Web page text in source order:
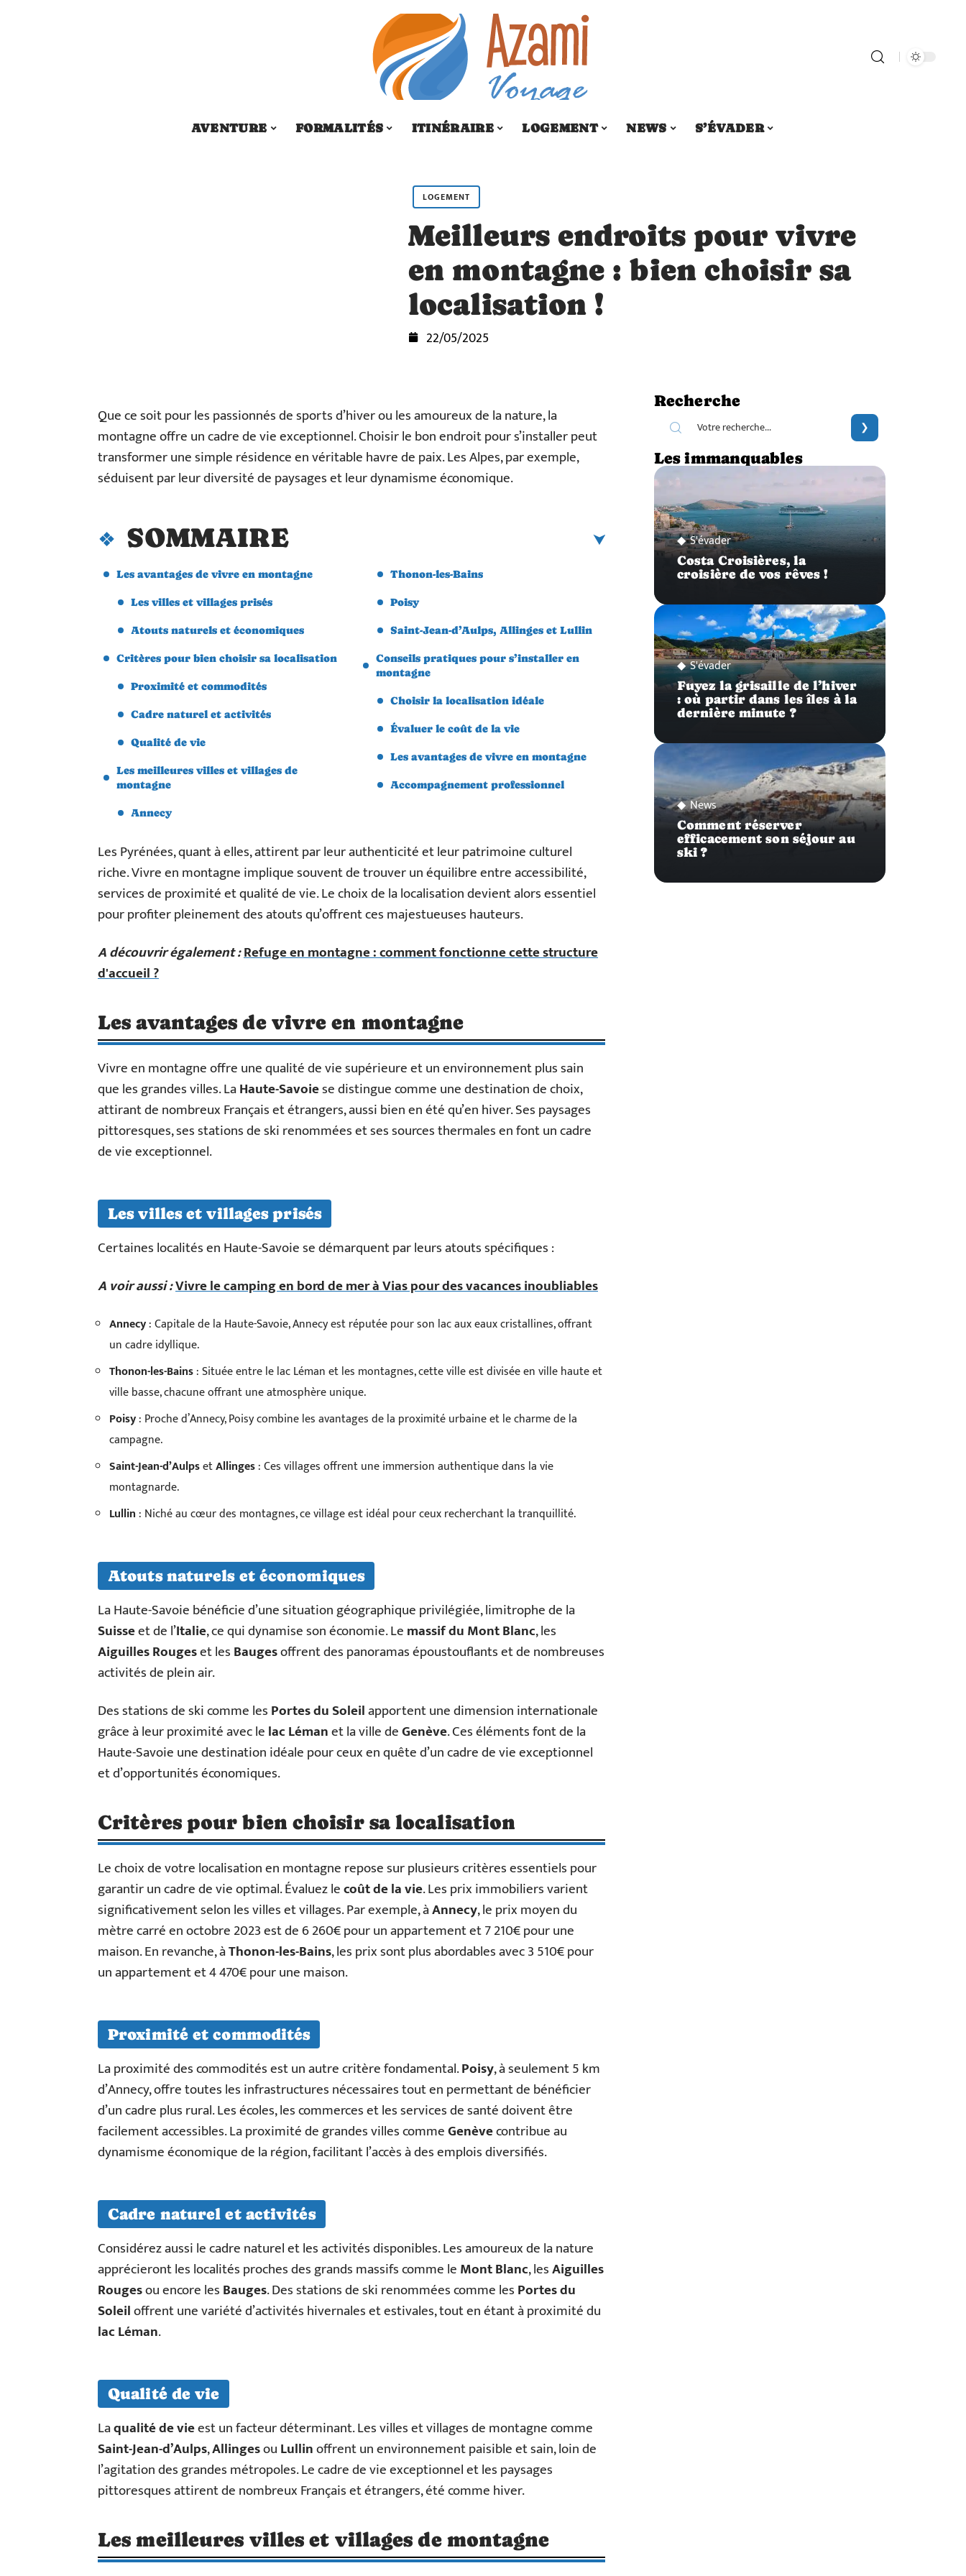
AVENTURE FORMALITÉS ITINÉRAIRE LOGEMENT NEWS S’ÉVADER
LOGEMENT
Meilleurs endroits pour vivre
en montagne : bien choisir sa
localisation !
22/05/2025
Que ce soit pour les passionnés de sports d’hiver ou les amoureux de la nature, la
montagne offre un cadre de vie exceptionnel. Choisir le bon endroit pour s’installer peut
transformer une simple résidence en véritable havre de paix. Les Alpes, par exemple,
séduisent par leur diversité de paysages et leur dynamisme économique.
SOMMAIRE
Les avantages de vivre en montagne
Les villes et villages prisés
Atouts naturels et économiques
Critères pour bien choisir sa localisation
Proximité et commodités
Cadre naturel et activités
Qualité de vie
Les meilleures villes et villages de
montagne
Annecy
Thonon-les-Bains
Poisy
Saint-Jean-d’Aulps, Allinges et Lullin
Conseils pratiques pour s’installer en
montagne
Choisir la localisation idéale
Évaluer le coût de la vie
Les avantages de vivre en montagne
Accompagnement professionnel
Les Pyrénées, quant à elles, attirent par leur authenticité et leur patrimoine culturel
riche. Vivre en montagne implique souvent de trouver un équilibre entre accessibilité,
services de proximité et qualité de vie. Le choix de la localisation devient alors essentiel
pour profiter pleinement des atouts qu’offrent ces majestueuses hauteurs.
A découvrir également :Refuge en montagne : comment fonctionne cette structure
d'accueil ?
Les avantages de vivre en montagne
Vivre en montagne offre une qualité de vie supérieure et un environnement plus sain
que les grandes villes. LaHaute-Savoiese distingue comme une destination de choix,
attirant de nombreux Français et étrangers, aussi bien en été qu’en hiver. Ses paysages
pittoresques, ses stations de ski renommées et ses sources thermales en font un cadre
de vie exceptionnel.
Les villes et villages prisés
Certaines localités en Haute-Savoie se démarquent par leurs atouts spécifiques :
A voir aussi :Vivre le camping en bord de mer à Vias pour des vacances inoubliables
Annecy: Capitale de la Haute-Savoie, Annecy est réputée pour son lac aux eaux cristallines, offrant
un cadre idyllique.
Thonon-les-Bains: Située entre le lac Léman et les montagnes, cette ville est divisée en ville haute et
ville basse, chacune offrant une atmosphère unique.
Poisy: Proche d’Annecy, Poisy combine les avantages de la proximité urbaine et le charme de la
campagne.
Saint-Jean-d’AulpsetAllinges: Ces villages offrent une immersion authentique dans la vie
montagnarde.
Lullin : Niché au cœur des montagnes, ce village est idéal pour ceux recherchant la tranquillité.
Atouts naturels et économiques
La Haute-Savoie bénéficie d’une situation géographique privilégiée, limitrophe de la
Suisseet de l’Italie, ce qui dynamise son économie. Lemassif du Mont Blanc, les
Aiguilles Rougeset lesBaugesoffrent des panoramas époustouflants et de nombreuses
activités de plein air.
Des stations de ski comme lesPortes du Soleilapportent une dimension internationale
grâce à leur proximité avec lelac Lémanet la ville deGenève. Ces éléments font de la
Haute-Savoie une destination idéale pour ceux en quête d’un cadre de vie exceptionnel
et d’opportunités économiques.
Critères pour bien choisir sa localisation
Le choix de votre localisation en montagne repose sur plusieurs critères essentiels pour
garantir un cadre de vie optimal. Évaluez lecoût de la vie. Les prix immobiliers varient
significativement selon les villes et villages. Par exemple, àAnnecy, le prix moyen du
mètre carré en octobre 2023 est de 6 260€ pour un appartement et 7 210€ pour une
maison. En revanche, àThonon-les-Bains, les prix sont plus abordables avec 3 510€ pour
un appartement et 4 470€ pour une maison.
Proximité et commodités
La proximité des commodités est un autre critère fondamental.Poisy, à seulement 5 km
d’Annecy, offre toutes les infrastructures nécessaires tout en permettant de bénéficier
d’un cadre plus rural. Les écoles, les commerces et les services de santé doivent être
facilement accessibles. La proximité de grandes villes commeGenèvecontribue au
dynamisme économique de la région, facilitant l’accès à des emplois diversifiés.
Cadre naturel et activités
Considérez aussi le cadre naturel et les activités disponibles. Les amoureux de la nature
apprécieront les localités proches des grands massifs comme leMont Blanc, lesAiguilles
Rougesou encore lesBauges. Des stations de ski renommées comme lesPortes du
Soleiloffrent une variété d’activités hivernales et estivales, tout en étant à proximité du
lac Léman.
Qualité de vie
Laqualité de vieest un facteur déterminant. Les villes et villages de montagne comme
Saint-Jean-d’Aulps,AllingesouLullinoffrent un environnement paisible et sain, loin de
l’agitation des grandes métropoles. Le cadre de vie exceptionnel et les paysages
pittoresques attirent de nombreux Français et étrangers, été comme hiver.
Les meilleures villes et villages de montagne
Recherche
Les immanquables
S'évader
Costa Croisières, la
croisière de vos rêves !
S'évader
Fuyez la grisaille de l’hiver
: où partir dans les îles à la
dernière minute ?
News
Comment réserver
efficacement son séjour au
ski ?